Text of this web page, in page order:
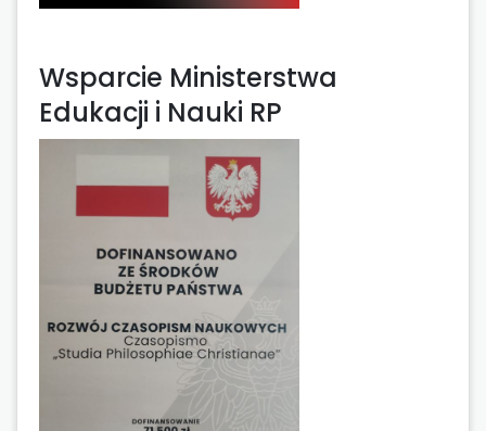
Wsparcie Ministerstwa
Edukacji i Nauki RP